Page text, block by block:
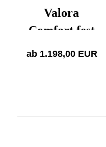
Valora
Comfort fest
ab 1.198,00 EUR